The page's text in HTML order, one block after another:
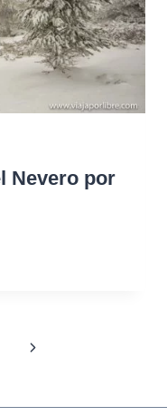
Nevero por
Siguiente